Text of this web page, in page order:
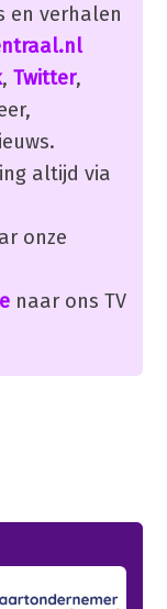
en verhalen
, Twitter,
altijd via
onze
naar ons TV